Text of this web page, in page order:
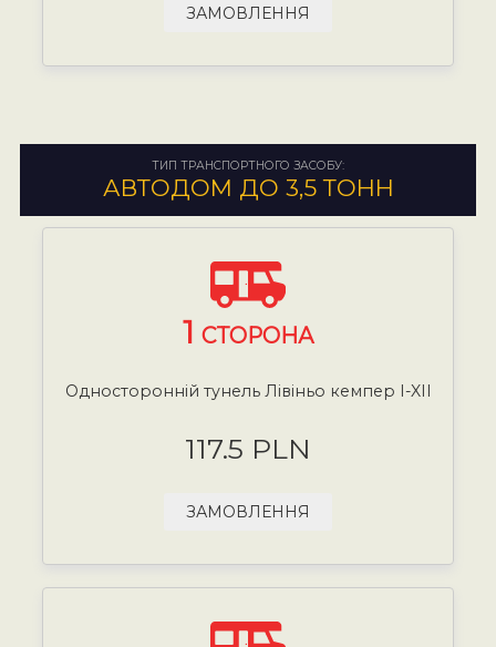
ЗАМОВЛЕННЯ
ТИП ТРАНСПОРТНОГО ЗАСОБУ:
АВТОДОМ ДО 3,5 ТОНН
1 СТОРОНА
Односторонній тунель Лівіньо кемпер I-XII
117.5 PLN
ЗАМОВЛЕННЯ